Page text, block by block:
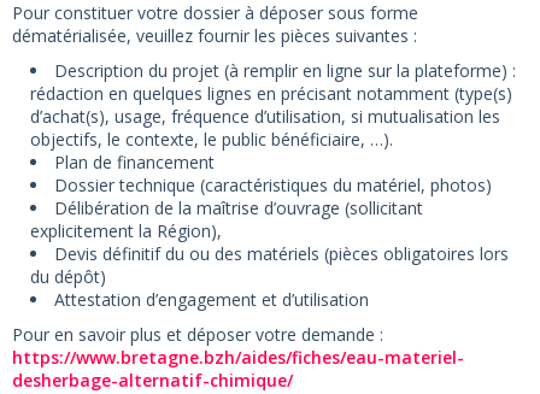
Pour constituer votre dossier à déposer sous forme
dématérialisée, veuillez fournir les pièces suivantes :
Description du projet (à remplir en ligne sur la plateforme) :
rédaction en quelques lignes en précisant notamment (type(s)
d’achat(s), usage, fréquence d’utilisation, si mutualisation les
objectifs, le contexte, le public bénéficiaire, …).
Plan de financement
Dossier technique (caractéristiques du matériel, photos)
Délibération de la maîtrise d’ouvrage (sollicitant
explicitement la Région),
Devis définitif du ou des matériels (pièces obligatoires lors
du dépôt)
Attestation d’engagement et d’utilisation
Pour en savoir plus et déposer votre demande :
https://www.bretagne.bzh/aides/fiches/eau-materiel-
desherbage-alternatif-chimique/